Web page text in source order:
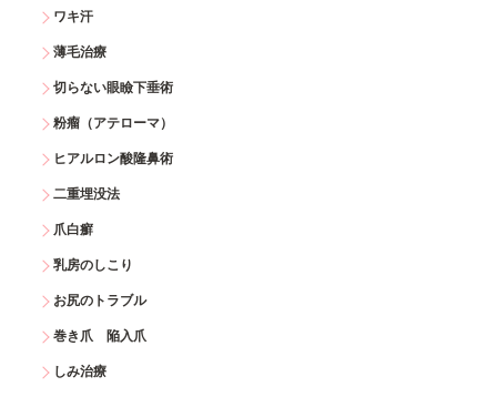
ワキ汗
薄毛治療
切らない眼瞼下垂術
粉瘤（アテローマ）
ヒアルロン酸隆鼻術
二重埋没法
爪白癬
乳房のしこり
お尻のトラブル
巻き爪 陥入爪
しみ治療